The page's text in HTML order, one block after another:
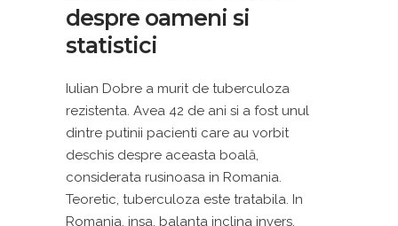
despre oameni si
statistici
Iulian Dobre a murit de tuberculoza
rezistenta. Avea 42 de ani si a fost unul
dintre putinii pacienti care au vorbit
deschis despre aceasta boală,
considerata rusinoasa in Romania.
Teoretic, tuberculoza este tratabila. In
Romania, insa, balanta inclina invers.